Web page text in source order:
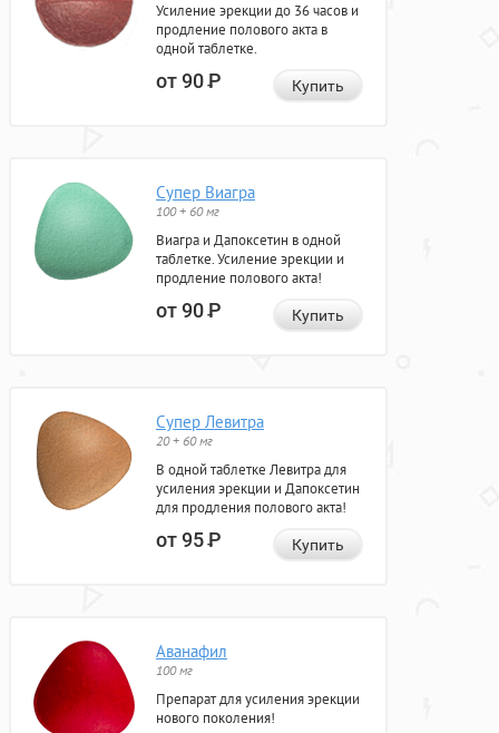
Усиление эрекции до 36 часов и
продление полового акта в
одной таблетке.
от 90Р Купить
Супер Виагра
100 + 60 мг
Виагра и Дапоксетин в одной
таблетке. Усиление эрекции и
продление полового акта!
от 90Р Купить
Супер Левитра
20 + 60 мг
В одной таблетке Левитра для
усиления эрекции и Дапоксетин
для продления полового акта!
от 95Р Купить
Аванафил
100 мг
Препарат для усиления эрекции
нового поколения!